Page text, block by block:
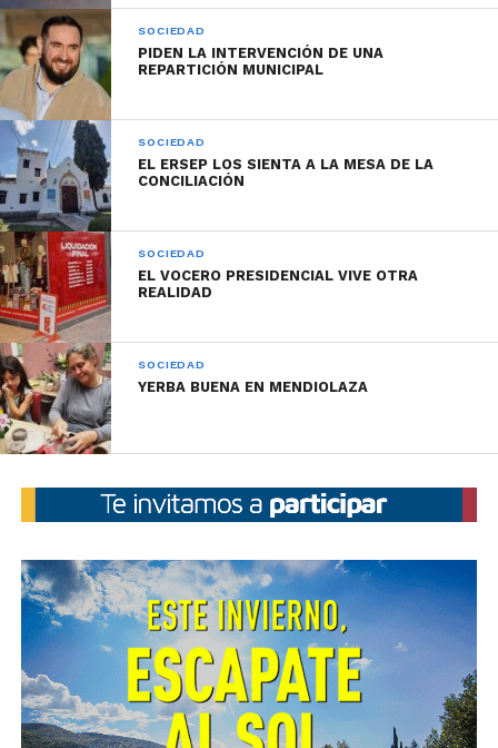
SOCIEDAD
PIDEN LA INTERVENCIÓN DE UNA
REPARTICIÓN MUNICIPAL
SOCIEDAD
EL ERSEP LOS SIENTA A LA MESA DE LA
CONCILIACIÓN
SOCIEDAD
EL VOCERO PRESIDENCIAL VIVE OTRA
REALIDAD
SOCIEDAD
YERBA BUENA EN MENDIOLAZA